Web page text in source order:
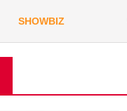
SHOWBIZ